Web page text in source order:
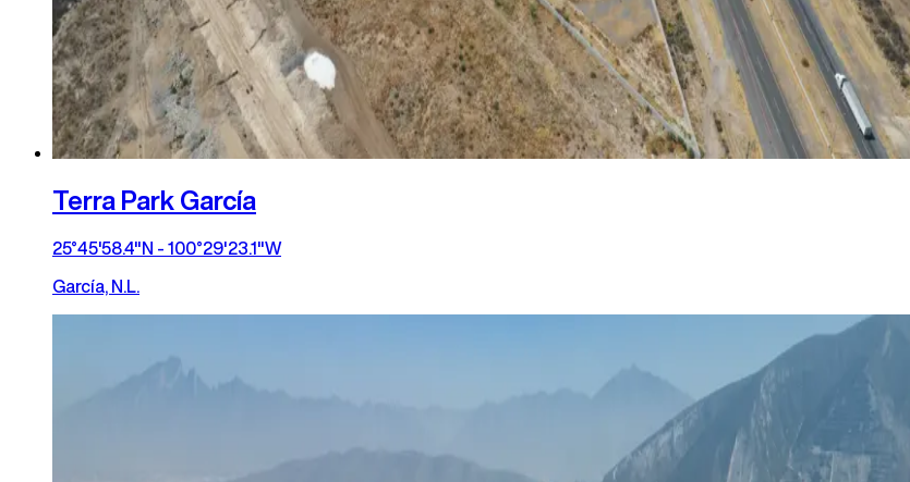
Terra Park García
25°45'58.4"N - 100°29'23.1"W
García, N.L.